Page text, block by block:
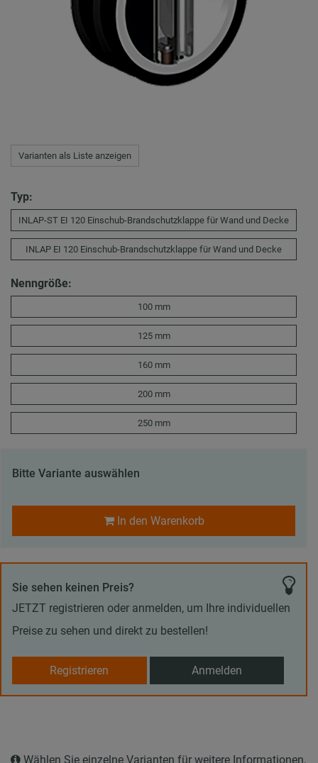
Varianten als Liste anzeigen
Typ:
INLAP-ST EI 120 Einschub-Brandschutzklappe für Wand und Decke
INLAP EI 120 Einschub-Brandschutzklappe für Wand und Decke
Nenngröße:
100 mm
125 mm
160 mm
200 mm
250 mm
Bitte Variante auswählen
In den Warenkorb
Sie sehen keinen Preis?
JETZT registrieren oder anmelden, um Ihre individuellen
Preise zu sehen und direkt zu bestellen!
Registrieren Anmelden
Wählen Sie einzelne Varianten für weitere Informationen,